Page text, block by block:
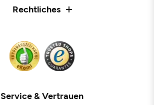
Rechtliches
Service & Vertrauen